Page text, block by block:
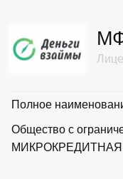
Полное
Общество с